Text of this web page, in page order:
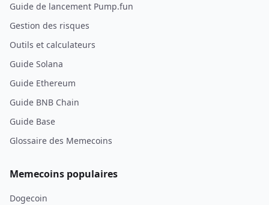
Guide de lancement Pump.fun
Gestion des risques
Outils et calculateurs
Guide Solana
Guide Ethereum
Guide BNB Chain
Guide Base
Glossaire des Memecoins
Memecoins populaires
Dogecoin